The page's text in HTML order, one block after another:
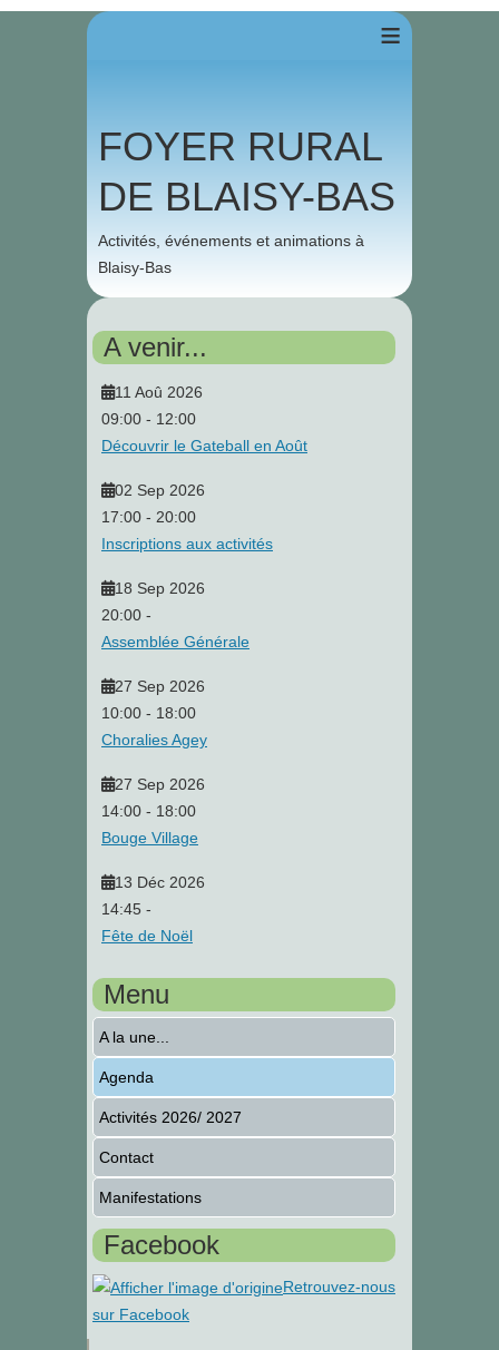
≡
FOYER RURAL
DE BLAISY-BAS
Activités, événements et animations à
Blaisy-Bas
A venir...
11 Aoû 2026
09:00 - 12:00
Découvrir le Gateball en Août
02 Sep 2026
17:00 - 20:00
Inscriptions aux activités
18 Sep 2026
20:00 -
Assemblée Générale
27 Sep 2026
10:00 - 18:00
Choralies Agey
27 Sep 2026
14:00 - 18:00
Bouge Village
13 Déc 2026
14:45 -
Fête de Noël
Menu
A la une...
Agenda
Activités 2026/ 2027
Contact
Manifestations
Facebook
Retrouvez-nous
sur Facebook